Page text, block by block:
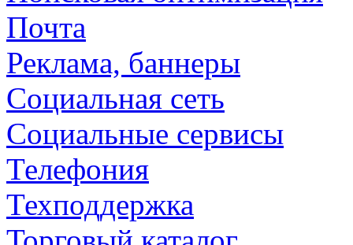
Почта
Реклама, баннеры
Социальная сеть
Социальные сервисы
Телефония
Техподдержка